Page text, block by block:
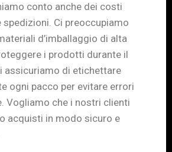
conto anche dei costi
Ci preoccupiamo
d’imballaggio di alta
i prodotti durante il
assicuriamo di etichettare
ogni pacco per evitare errori
Vogliamo che i nostri clienti
acquisti in modo sicuro e